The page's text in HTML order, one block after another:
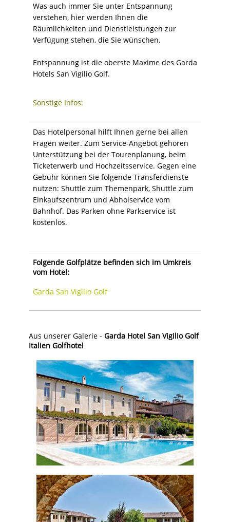
Was auch immer Sie unter Entspannung
verstehen, hier werden Ihnen die
Räumlichkeiten und Dienstleistungen zur
Verfügung stehen, die Sie wünschen.
Entspannung ist die oberste Maxime des Garda
Hotels San Vigilio Golf.
Sonstige Infos:
Das Hotelpersonal hilft Ihnen gerne bei allen
Fragen weiter. Zum Service-Angebot gehören
Unterstützung bei der Tourenplanung, beim
Ticketerwerb und Hochzeitsservice. Gegen eine
Gebühr können Sie folgende Transferdienste
nutzen: Shuttle zum Themenpark, Shuttle zum
Einkaufszentrum und Abholservice vom
Bahnhof. Das Parken ohne Parkservice ist
kostenlos.
Folgende Golfplätze befinden sich im Umkreis
vom Hotel:
Garda San Vigilio Golf
Aus unserer Galerie - Garda Hotel San Vigilio Golf
Italien Golfhotel